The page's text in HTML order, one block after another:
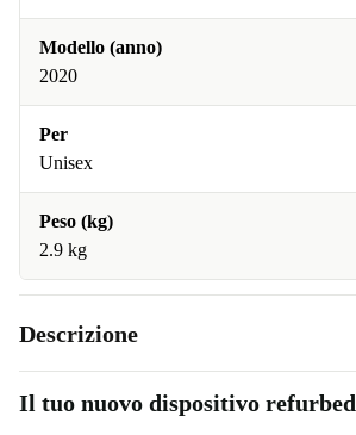
Modello (anno)
2020
Per
Unisex
Peso (kg)
2.9 kg
Descrizione
Il tuo nuovo dispositivo refurbed